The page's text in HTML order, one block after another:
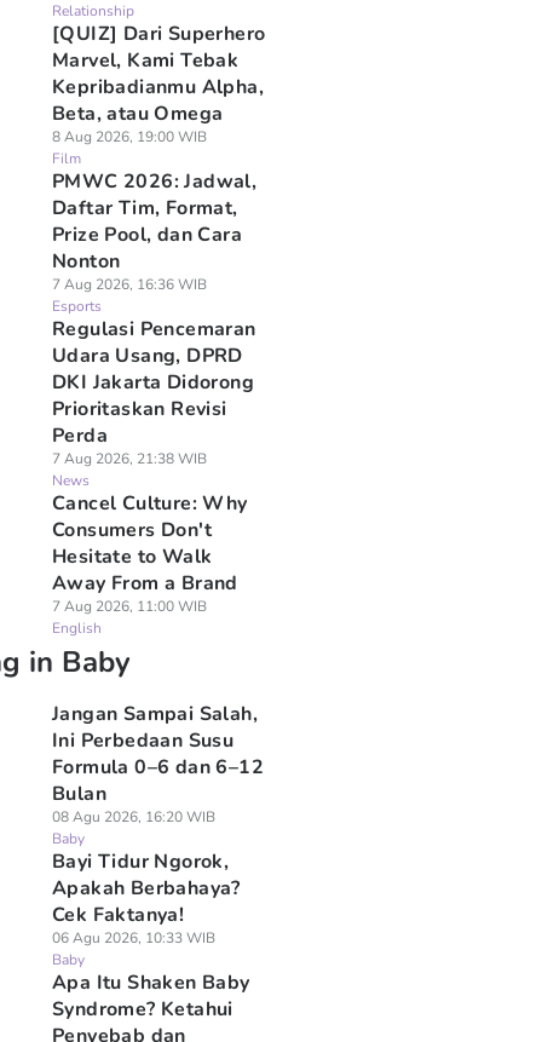
Relationship
[QUIZ] Dari Superhero
Marvel, Kami Tebak
Kepribadianmu Alpha,
Beta, atau Omega
8 Aug 2026, 19:00 WIB
Film
PMWC 2026: Jadwal,
Daftar Tim, Format,
Prize Pool, dan Cara
Nonton
7 Aug 2026, 16:36 WIB
Esports
Regulasi Pencemaran
Udara Usang, DPRD
DKI Jakarta Didorong
Prioritaskan Revisi
Perda
7 Aug 2026, 21:38 WIB
News
Cancel Culture: Why
Consumers Don't
Hesitate to Walk
Away From a Brand
7 Aug 2026, 11:00 WIB
English
in Baby
Jangan Sampai Salah,
Ini Perbedaan Susu
Formula 0–6 dan 6–12
Bulan
08 Agu 2026, 16:20 WIB
Baby
Bayi Tidur Ngorok,
Apakah Berbahaya?
Cek Faktanya!
06 Agu 2026, 10:33 WIB
Baby
Apa Itu Shaken Baby
Syndrome? Ketahui
Penyebab dan